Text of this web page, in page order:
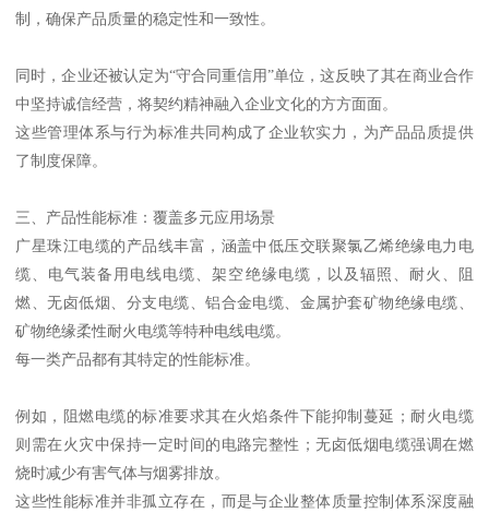
制，确保产品质量的稳定性和一致性。
同时，企业还被认定为“守合同重信用”单位，这反映了其在商业合作
中坚持诚信经营，将契约精神融入企业文化的方方面面。
这些管理体系与行为标准共同构成了企业软实力，为产品品质提供
了制度保障。
三、产品性能标准：覆盖多元应用场景
广星珠江电缆的产品线丰富，涵盖中低压交联聚氯乙烯绝缘电力电
缆、电气装备用电线电缆、架空绝缘电缆，以及辐照、耐火、阻
燃、无卤低烟、分支电缆、铝合金电缆、金属护套矿物绝缘电缆、
矿物绝缘柔性耐火电缆等特种电线电缆。
每一类产品都有其特定的性能标准。
例如，阻燃电缆的标准要求其在火焰条件下能抑制蔓延；耐火电缆
则需在火灾中保持一定时间的电路完整性；无卤低烟电缆强调在燃
烧时减少有害气体与烟雾排放。
这些性能标准并非孤立存在，而是与企业整体质量控制体系深度融